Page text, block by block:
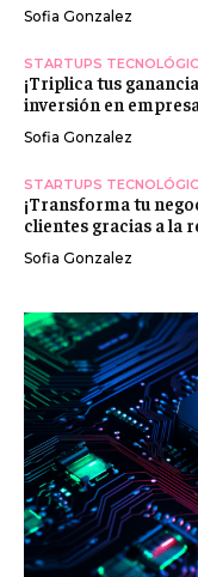
Sofia Gonzalez
STARTUPS
¡Triplica tus
inversión en
Sofia Gonzalez
STARTUPS
¡Transforma tu
clientes gracias a la
Sofia Gonzalez